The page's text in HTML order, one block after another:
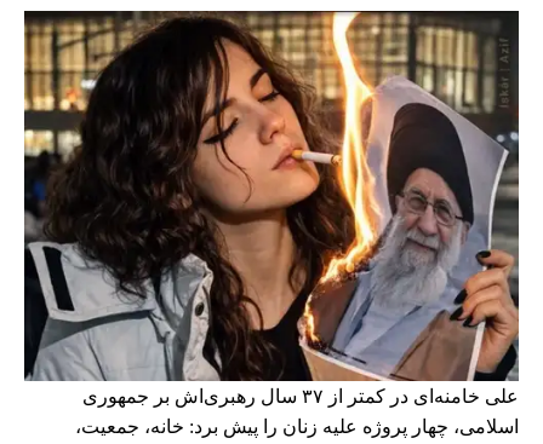
علی خامنه‌ای در کمتر از ۳۷ سال رهبری‌اش بر جمهوری
اسلامی، چهار پروژه علیه زنان را پیش برد: خانه، جمعیت،